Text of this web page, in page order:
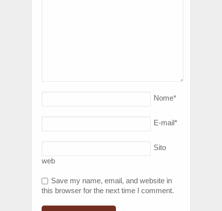
Nome*
E-mail*
Sito
web
Save my name, email, and website in
this browser for the next time I comment.